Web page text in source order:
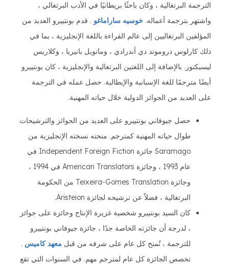
الترجمة البرتغالية ، وكان باحثًا بريطانيًا في الأدب البرتغالي ،
واشتهر بترجمة أعماله. خوسيه ساراماغو . قدم بونتييرو العديد من
المؤلفين البرتغاليين إلى عالم القراءة باللغة الإنجليزية ، بما في
ذلك كارلوس دروموند دي أندرادي ، ومانويل بانيريا ، وكلاريس
ليسبكتور. بالإضافة إلى اللغتين البرتغالية والإنجليزية ، كان بونتييرو
أيضًا مترجمًا للغة الإسبانية والإيطالية. حصل عمله في الترجمة
على العديد من الجوائز الدولية خلال حياته المهنية.
حصل جيوفاني بونتييرو على العديد من الجوائز والترشيحات
طوال حياته المهنية كمترجم. منحته نسخته الإنجليزية من
Saramago جائزة Independent Foreign Fiction في
عام 1993 ، وجائزة American Translators في 1994 ،
وجائزة Teixeira-Gomes Translation من الحكومة
البرتغالية ، فضلاً عن ترشيحه لجائزة Aristeion.
كان السيد بونتييرو شخصية غزيرة الإنتاج وحائزة على جوائز
، لدرجة أن جائزته الخاصة جدًا ، جائزة جيوفاني بونتييرو
للترجمة ، تُمنح كل عام على شرفه من قبل معهد كاميس .
تخصص الجائزة كل عام لمترجم مهم. في السنوات التي تقع